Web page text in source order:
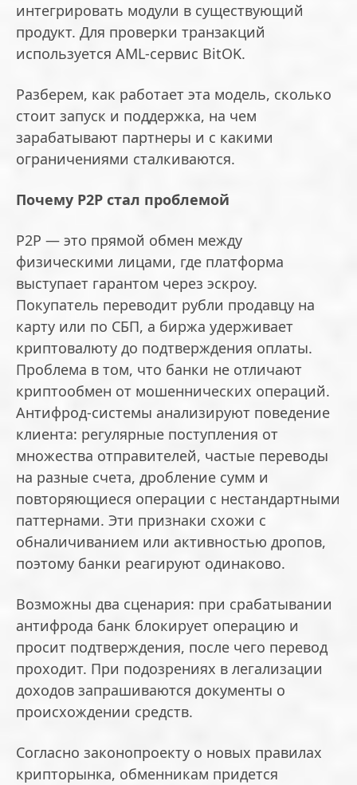
интегрировать модули в существующий
продукт. Для проверки транзакций
используется AML-сервис BitOK.
Разберем, как работает эта модель, сколько
стоит запуск и поддержка, на чем
зарабатывают партнеры и с какими
ограничениями сталкиваются.
Почему P2P стал проблемой
P2P — это прямой обмен между
физическими лицами, где платформа
выступает гарантом через эскроу.
Покупатель переводит рубли продавцу на
карту или по СБП, а биржа удерживает
криптовалюту до подтверждения оплаты.
Проблема в том, что банки не отличают
криптообмен от мошеннических операций.
Антифрод-системы анализируют поведение
клиента: регулярные поступления от
множества отправителей, частые переводы
на разные счета, дробление сумм и
повторяющиеся операции с нестандартными
паттернами. Эти признаки схожи с
обналичиванием или активностью дропов,
поэтому банки реагируют одинаково.
Возможны два сценария: при срабатывании
антифрода банк блокирует операцию и
просит подтверждения, после чего перевод
проходит. При подозрениях в легализации
доходов запрашиваются документы о
происхождении средств.
Согласно законопроекту о новых правилах
крипторынка, обменникам придется